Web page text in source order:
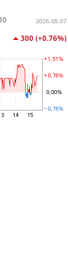
2026.08.07
300 (+0.76%)